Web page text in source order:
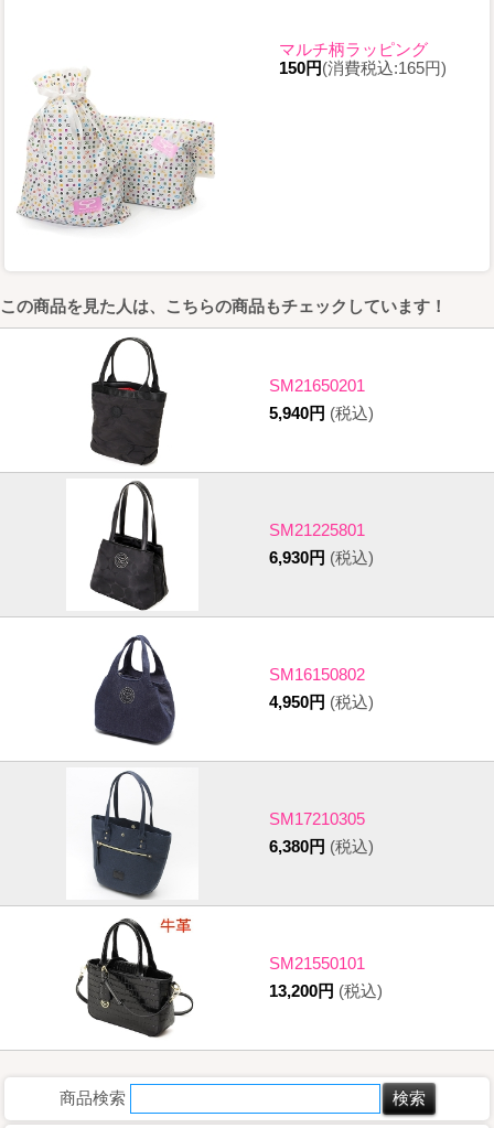
マルチ柄ラッピング
150円(消費税込:165円)
この商品を見た人は、こちらの商品もチェックしています！
SM21650201
5,940円 (税込)
SM21225801
6,930円 (税込)
SM16150802
4,950円 (税込)
SM17210305
6,380円 (税込)
SM21550101
13,200円 (税込)
商品検索